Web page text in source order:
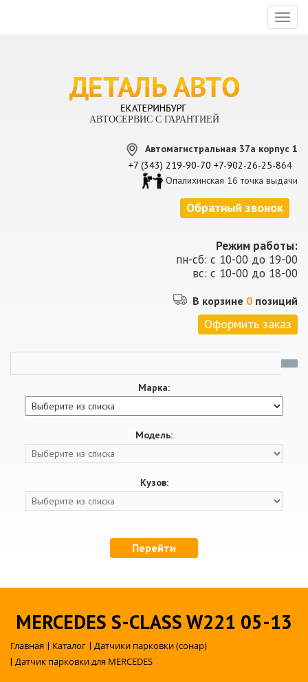
АВТОСЕРВИС С ГАРАНТИЕЙ
Автомагистральная 37а корпус 1
+7 (343) 219-90-70 +7-902-26-25-864
Опалихинская 16 точка выдачи
Обратный звонок
Режим работы:
пн-сб: с 10-00 до 19-00
вс: с 10-00 до 18-00
В корзине 0 позиций
Оформить заказ
Марка:
Модель:
Кузов:
Перейти
MERCEDES S-CLASS W221 05-13
Главная | Каталог | Датчики парковки (сонар)
| Датчик парковки для MERCEDES